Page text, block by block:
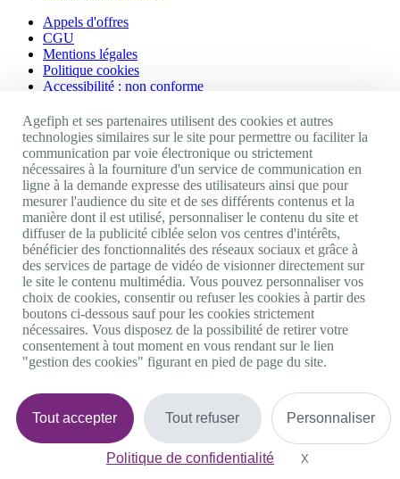
Appels d'offres
CGU
Mentions légales
Politique cookies
Accessibilité : non conforme
Nos autres sites
Site portail Agefiph
Activateur de progrès
Handinnov
Innovation et recherche
Université du RRH
Service AppuiPro
Nous suivre
Youtube
Linkedin
Facebook
Twitter
0 800 11 10 09Services & appel gratuitsDe 9h à 18h.
Nous contacter
Plateforme de mise en contact LSF
Gestion des cookies
Agefiph et ses partenaires utilisent des cookies et autres
technologies similaires sur le site pour permettre ou faciliter la
communication par voie électronique ou strictement
nécessaires à la fourniture d'un service de communication en
ligne à la demande expresse des utilisateurs ainsi que pour
mesurer l'audience du site et de ses différents contenus et la
manière dont il est utilisé, personnaliser le contenu du site et
diffuser de la publicité ciblée selon vos centres d'intérêts,
bénéficier des fonctionnalités des réseaux sociaux et grâce à
des services de partage de vidéo de visionner directement sur
le site le contenu multimédia. Vous pouvez personnaliser vos
choix de cookies, consentir ou refuser les cookies à partir des
boutons ci-dessous sauf pour les cookies strictement
nécessaires. Vous disposez de la possibilité de retirer votre
consentement à tout moment en vous rendant sur le lien
"gestion des cookies" figurant en pied de page du site.
Tout accepter Tout refuser Personnaliser
Politique de confidentialité X